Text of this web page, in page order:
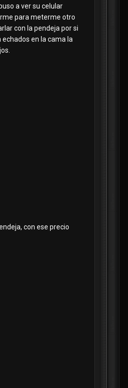
a ver su celular
para meterme otro
con la pendeja por si
echados en la cama la
con ese precio